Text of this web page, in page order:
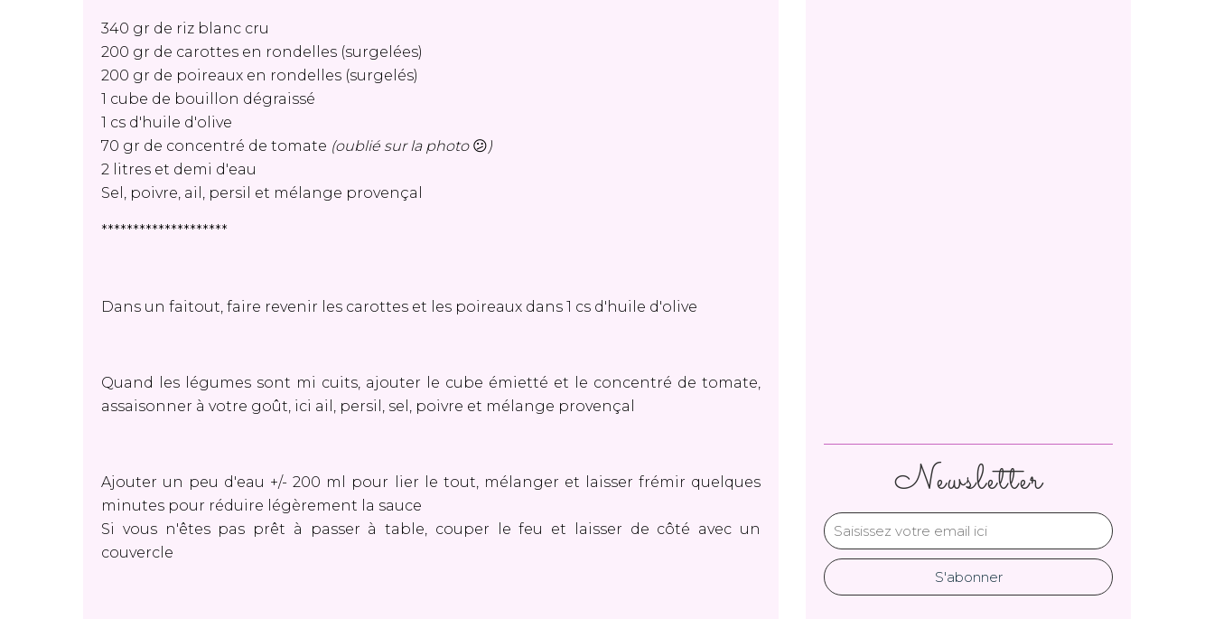
340 gr de riz blanc cru
200 gr de carottes en rondelles (surgelées)
200 gr de poireaux en rondelles (surgelés)
1 cube de bouillon dégraissé
1 cs d'huile d'olive
70 gr de concentré de tomate (oublié sur la photo😕)
2 litres et demi d'eau
Sel, poivre, ail, persil et mélange provençal
********************
Dans un faitout, faire revenir les carottes et les poireaux dans 1 cs d'huile d'olive
Quand les légumes sont mi cuits, ajouter le cube émietté et le concentré de tomate,
assaisonner à votre goût, ici ail, persil, sel, poivre et mélange provençal
Ajouter un peu d'eau +/- 200 ml pour lier le tout, mélanger et laisser frémir quelques
minutes pour réduire légèrement la sauce
Si vous n'êtes pas prêt à passer à table, couper le feu et laisser de côté avec un
couvercle
Newsletter